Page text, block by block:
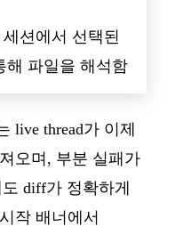
세션에서 선택된
해 파일을 해석함
live thread가 이제
오며, 부분 실패가
diff가 정확하게
작 배너에서